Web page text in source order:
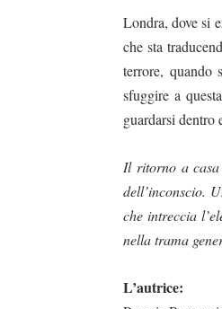
Londra, dove si
che sta
terrore, quando
sfuggire a
guardarsi dentro
Il ritorno a
dell’inconscio.
che intreccia
nella trama
L’autrice: